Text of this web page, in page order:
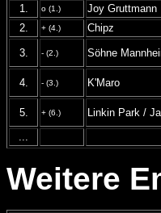
1. o (1.) Joy Gruttmann
2.
+ (4.) Chipz
3. - (2.) Söhne
4. - (3.) K'Maro
5. + (6.) Linkin Park /
...
Weitere